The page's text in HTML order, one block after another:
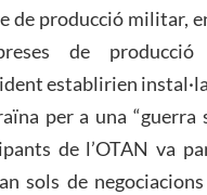
de producció militar,
de
establirien
per a una “guerra
de l’OTAN va
sols de